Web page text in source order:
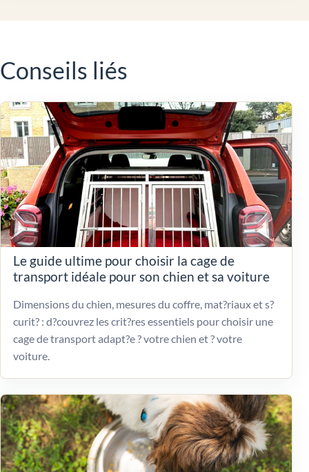
Conseils liés
Le guide ultime pour choisir la cage de
transport idéale pour son chien et sa voiture
Dimensions du chien, mesures du coffre, mat?riaux et s?
curit? : d?couvrez les crit?res essentiels pour choisir une
cage de transport adapt?e ? votre chien et ? votre
voiture.